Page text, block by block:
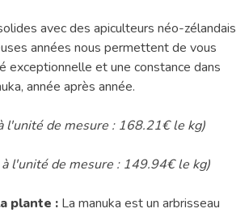
avec des apiculteurs néo-zélandais
années nous permettent de vous
exceptionnelle et une constance dans
année après année.
l'unité de mesure : 168.21€ le kg)
l'unité de mesure : 149.94€ le kg)
plante : La manuka est un arbrisseau